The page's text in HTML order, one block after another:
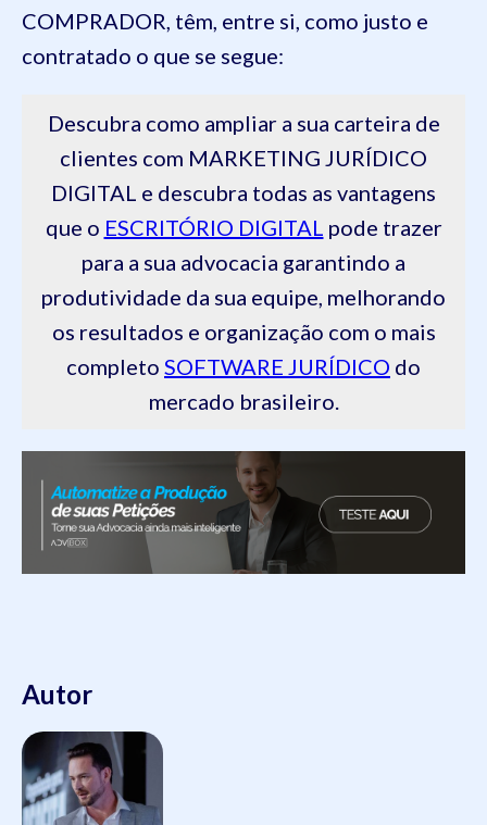
COMPRADOR, têm, entre si, como justo e
contratado o que se segue:
Descubra como ampliar a sua carteira de
clientes com MARKETING JURÍDICO
DIGITAL e descubra todas as vantagens
que o ESCRITÓRIO DIGITAL pode trazer
para a sua advocacia garantindo a
produtividade da sua equipe, melhorando
os resultados e organização com o mais
completo SOFTWARE JURÍDICO do
mercado brasileiro.
Autor